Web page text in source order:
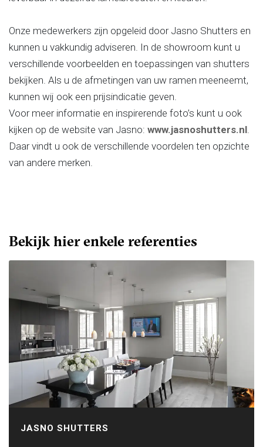
Onze medewerkers zijn opgeleid door Jasno Shutters en
kunnen u vakkundig adviseren. In de showroom kunt u
verschillende voorbeelden en toepassingen van shutters
bekijken. Als u de afmetingen van uw ramen meeneemt,
kunnen wij ook een prijsindicatie geven.
Voor meer informatie en inspirerende foto’s kunt u ook
kijken op de website van Jasno: www.jasnoshutters.nl.
Daar vindt u ook de verschillende voordelen ten opzichte
van andere merken.
Bekijk hier enkele referenties
JASNO SHUTTERS